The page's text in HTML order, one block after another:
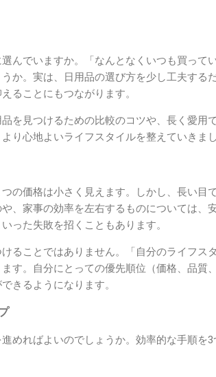
んでいますか。「なんとなくいつも買って
か。実は、日用品の選び方を少し工夫する
ることにもつながります。
を見つけるための比較のコツや、長く愛用
り心地よいライフスタイルを整えていきまし
の価格は小さく見えます。しかし、長い目
、家事の効率を左右するものについては、
った失敗を招くこともあります。
ることではありません。「自分のライフス
す。自分にとっての優先順位（価格、品質
きるようになります。
めればよいのでしょうか。効率的な手順を3